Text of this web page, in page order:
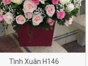
Tình Xuân H146